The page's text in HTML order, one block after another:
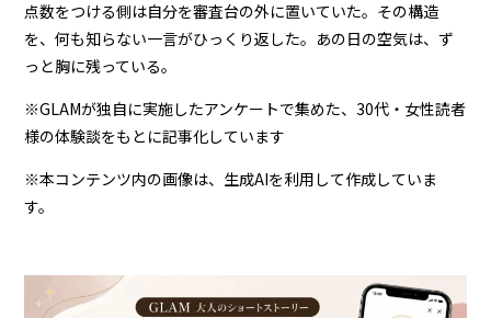
点数をつける側は自分を審査台の外に置いていた。その構造
を、何も知らない一言がひっくり返した。あの日の空気は、ず
っと胸に残っている。
※GLAMが独自に実施したアンケートで集めた、30代・女性読者
様の体験談をもとに記事化しています
※本コンテンツ内の画像は、生成AIを利用して作成していま
す。